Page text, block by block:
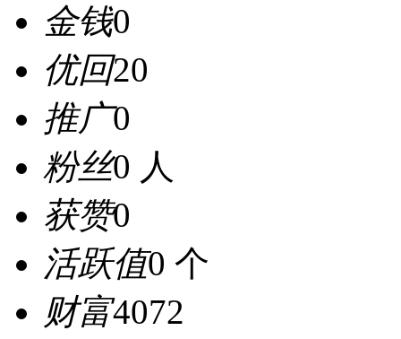
金钱0
优回20
推广0
粉丝0 人
获赞0
活跃值0 个
财富4072